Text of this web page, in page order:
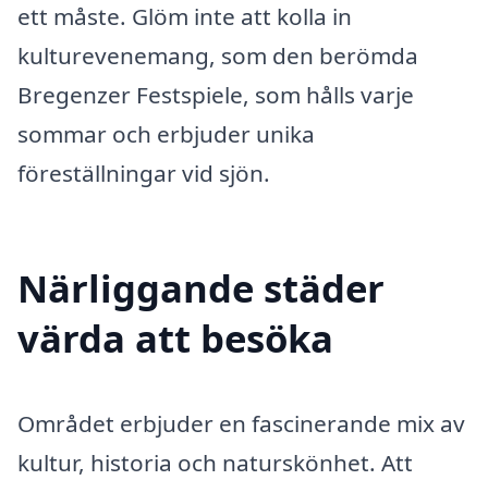
ett måste. Glöm inte att kolla in
kulturevenemang, som den berömda
Bregenzer Festspiele, som hålls varje
sommar och erbjuder unika
föreställningar vid sjön.
Närliggande städer
värda att besöka
Området erbjuder en fascinerande mix av
kultur, historia och naturskönhet. Att